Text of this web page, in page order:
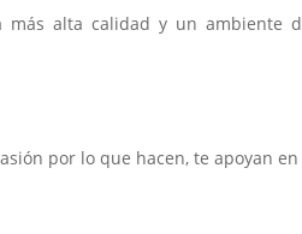
alta calidad y un ambiente
por lo que hacen, te apoyan